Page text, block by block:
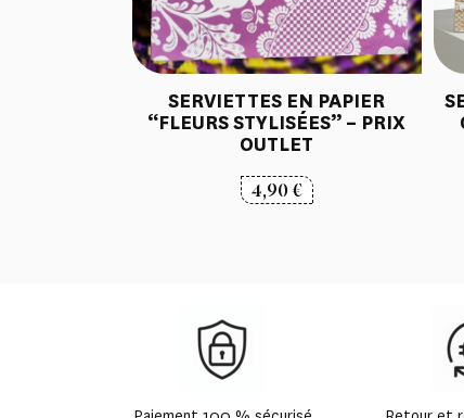
SERVIETTES EN PAPIER
“FLEURS STYLISÉES” – PRIX
OUTLET
4,90€